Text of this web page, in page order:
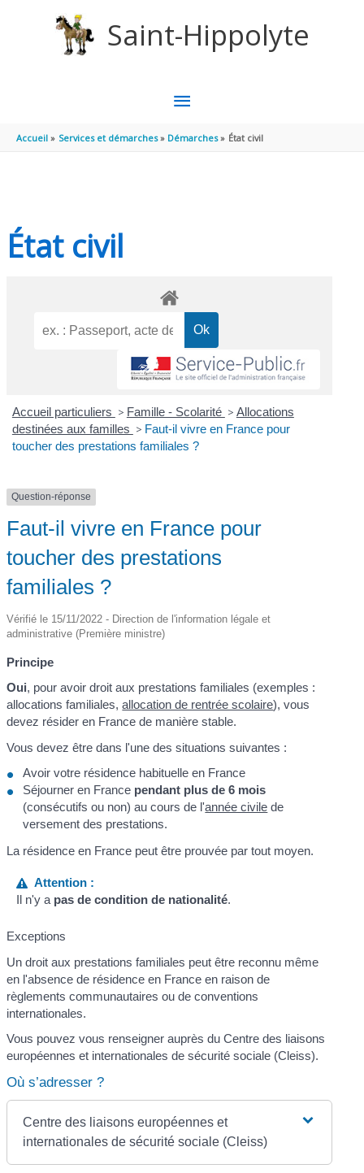
Saint-Hippolyte
MENU
PRINCIPAL
Accueil Services et démarches Démarches État civil
État civil
Accueil particuliers > Famille - Scolarité > Allocations
destinées aux familles > Faut-il vivre en France pour
toucher des prestations familiales ?
Question-réponse
Faut-il vivre en France pour
toucher des prestations
familiales ?
Vérifié le 15/11/2022 - Direction de l'information légale et
administrative (Première ministre)
Principe
Oui, pour avoir droit aux prestations familiales (exemples :
allocations familiales,allocation de rentrée scolaire), vous
devez résider en France de manière stable.
Vous devez être dans l'une des situations suivantes :
Avoir votre résidence habituelle en France
Séjourner en France pendant plus de 6 mois
(consécutifs ou non) au cours de l'année civile de
versement des prestations.
La résidence en France peut être prouvée par tout moyen.
Attention :
Il n'y a pas de condition de nationalité.
Exceptions
Un droit aux prestations familiales peut être reconnu même
en l'absence de résidence en France en raison de
règlements communautaires ou de conventions
internationales.
Vous pouvez vous renseigner auprès du Centre des liaisons
européennes et internationales de sécurité sociale (Cleiss).
Où s’adresser ?
Centre des liaisons européennes et
internationales de sécurité sociale (Cleiss)